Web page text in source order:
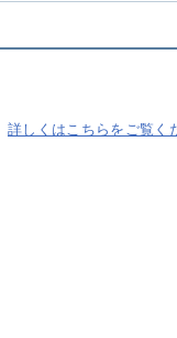
詳しくはこちらをご覧く